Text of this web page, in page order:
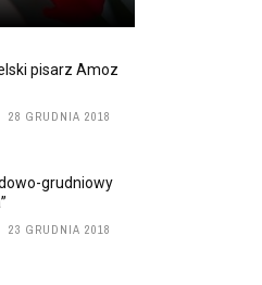
pisarz Amoz
28 GRUDNIA 2018
grudniowy
23 GRUDNIA 2018